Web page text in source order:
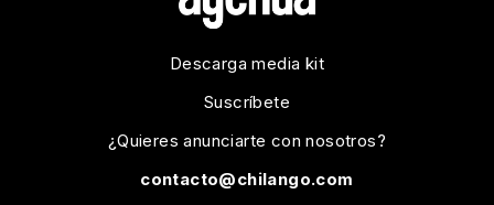
Descarga media kit
Suscríbete
¿Quieres anunciarte con nosotros?
contacto@chilango.com